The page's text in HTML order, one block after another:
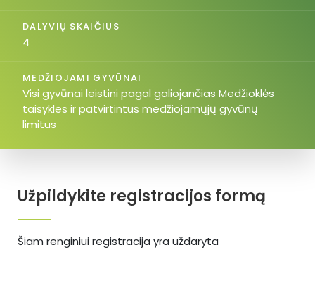
Užpildykite registracijos formą
Šiam renginiui registracija yra uždaryta
DALYVIŲ SKAIČIUS
4
MEDŽIOJAMI GYVŪNAI
Visi gyvūnai leistini pagal galiojančias Medžioklės
taisykles ir patvirtintus medžiojamųjų gyvūnų
limitus